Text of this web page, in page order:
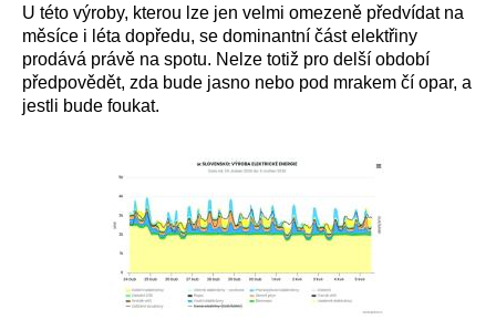
U této výroby, kterou lze jen velmi omezeně předvídat na
měsíce i léta dopředu, se dominantní část elektřiny
prodává právě na spotu. Nelze totiž pro delší období
předpovědět, zda bude jasno nebo pod mrakem čí opar, a
jestli bude foukat.